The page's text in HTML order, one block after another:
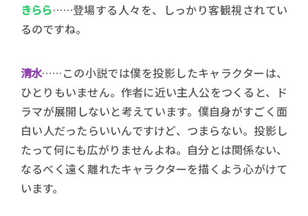
きらら……登場する人々を、しっかり客観視されてい
るのですね。
清水……この小説では僕を投影したキャラクターは、
ひとりもいません。作者に近い主人公をつくると、ド
ラマが展開しないと考えています。僕自身がすごく面
白い人だったらいいんですけど、つまらない。投影し
たって何にも広がりませんよね。自分とは関係ない、
なるべく遠く離れたキャラクターを描くよう心がけて
います。